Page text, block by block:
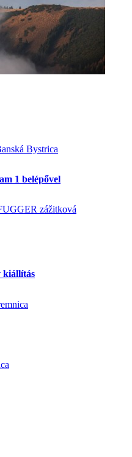
Bystrica
1 belépővel
kiállítás